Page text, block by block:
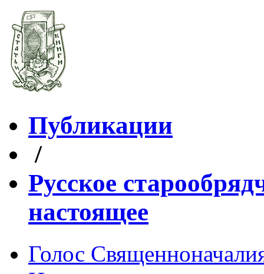
Публикации
/
Русское
настоящее
Голос